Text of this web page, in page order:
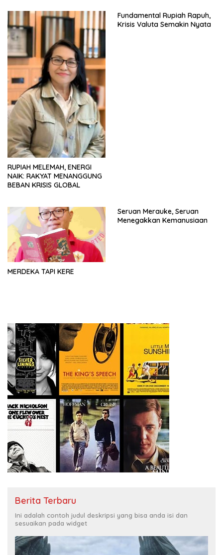
RUPIAH MELEMAH, ENERGI
NAIK: RAKYAT MENANGGUNG
BEBAN KRISIS GLOBAL
Fundamental Rupiah Rapuh,
Krisis Valuta Semakin Nyata
MERDEKA TAPI KERE
Seruan Merauke, Seruan
Menegakkan Kemanusiaan
Berita Terbaru
Ini adalah contoh judul deskripsi yang bisa anda isi dan
sesuaikan pada widget